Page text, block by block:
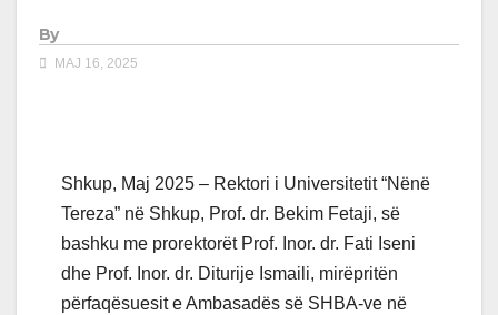
By
MAJ 16, 2025
Shkup, Maj 2025 – Rektori i Universitetit “Nënë
Tereza” në Shkup, Prof. dr. Bekim Fetaji, së
bashku me prorektorët Prof. Inor. dr. Fati Iseni
dhe Prof. Inor. dr. Diturije Ismaili, mirëpritën
përfaqësuesit e Ambasadës së SHBA-ve në